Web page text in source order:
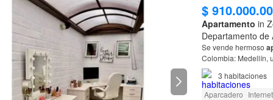
$
Apartamento in
Departamento de
Se vende hermoso
Colombia: Medellín,
3 habitaciones
Aparcadero Internet